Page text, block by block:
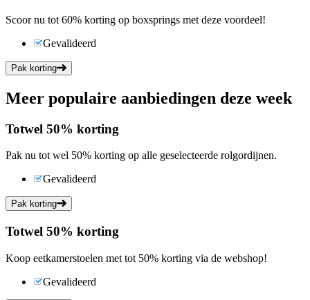
Scoor nu tot 60% korting op boxsprings met deze voordeel!
Gevalideerd
Pak korting
Meer populaire aanbiedingen deze week
Totwel 50% korting
Pak nu tot wel 50% korting op alle geselecteerde rolgordijnen.
Gevalideerd
Pak korting
Totwel 50% korting
Koop eetkamerstoelen met tot 50% korting via de webshop!
Gevalideerd